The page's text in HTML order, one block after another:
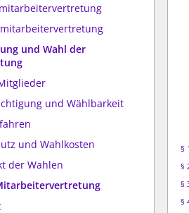
und Wahl der
und Wählbarkeit
und Wahlkosten
der Wahlen
§ 1
§
§
§